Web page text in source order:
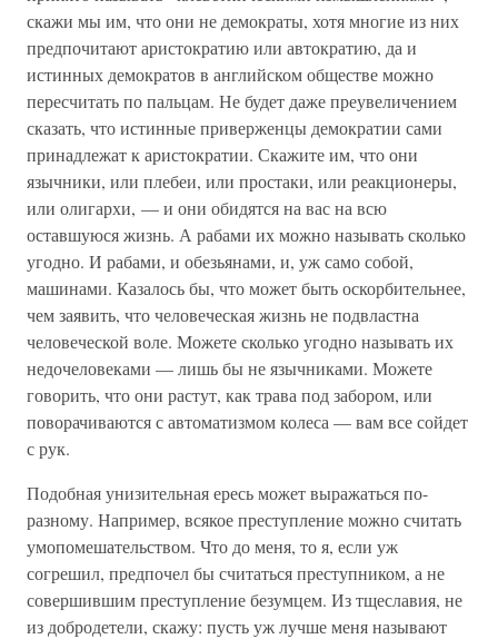
скажи мы им, что они не демократы, хотя многие из них
предпочитают аристократию или автократию, да и
истинных демократов в английском обществе можно
пересчитать по пальцам. Не будет даже преувеличением
сказать, что истинные приверженцы демократии сами
принадлежат к аристократии. Скажите им, что они
язычники, или плебеи, или простаки, или реакционеры,
или олигархи, — и они обидятся на вас на всю
оставшуюся жизнь. А рабами их можно называть сколько
угодно. И рабами, и обезьянами, и, уж само собой,
машинами. Казалось бы, что может быть оскорбительнее,
чем заявить, что человеческая жизнь не подвластна
человеческой воле. Можете сколько угодно называть их
недочеловеками — лишь бы не язычниками. Можете
говорить, что они растут, как трава под забором, или
поворачиваются с автоматизмом колеса — вам все сойдет
с рук.
Подобная унизительная ересь может выражаться по-
разному. Например, всякое преступление можно считать
умопомешательством. Что до меня, то я, если уж
согрешил, предпочел бы считаться преступником, а не
совершившим преступление безумцем. Из тщеславия, не
из добродетели, скажу: пусть уж лучше меня называют